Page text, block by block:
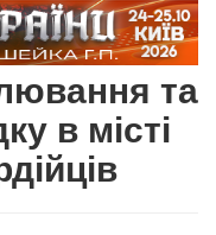
та
в місті